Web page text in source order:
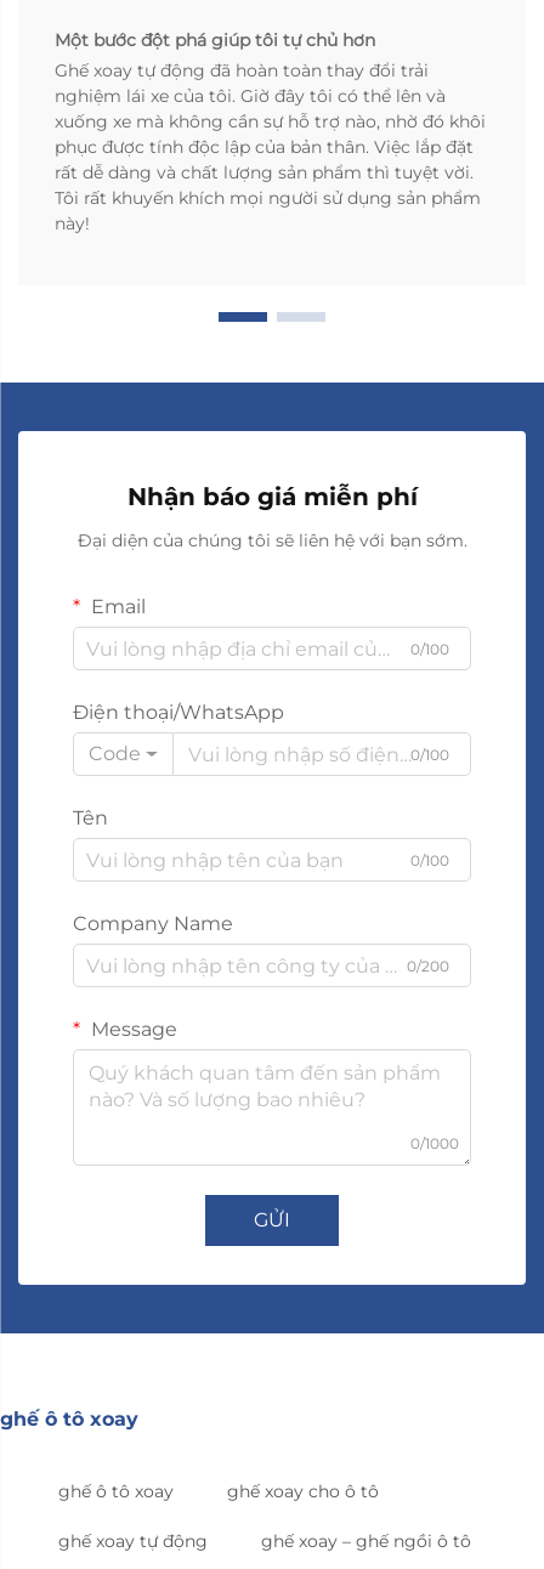
Một bước đột phá giúp tôi tự chủ hơn
Ghế xoay tự động đã hoàn toàn thay đổi trải
nghiệm lái xe của tôi. Giờ đây tôi có thể lên và
xuống xe mà không cần sự hỗ trợ nào, nhờ đó khôi
phục được tính độc lập của bản thân. Việc lắp đặt
rất dễ dàng và chất lượng sản phẩm thì tuyệt vời.
Tôi rất khuyến khích mọi người sử dụng sản phẩm
này!
Nhận báo giá miễn phí
Đại diện của chúng tôi sẽ liên hệ với bạn sớm.
Email
0/100
Điện thoại/WhatsApp
Code
0/100
Tên
0/100
Company Name
0/200
Message
0/1000
GỬI
ghế ô tô xoay
ghế ô tô xoay ghế xoay cho ô tô
ghế xoay tự động ghế xoay – ghế ngồi ô tô